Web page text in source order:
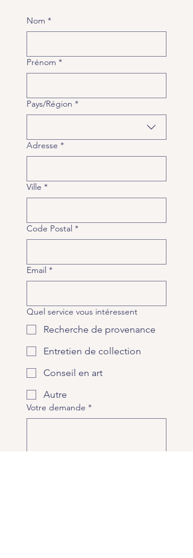
Nom *
Prénom *
Multi-line address
Pays/Région *
Adresse *
Ville *
Code Postal *
Email *
Quel service vous intéressent
Recherche de provenance
Entretien de collection
Conseil en art
Autre
Votre demande *